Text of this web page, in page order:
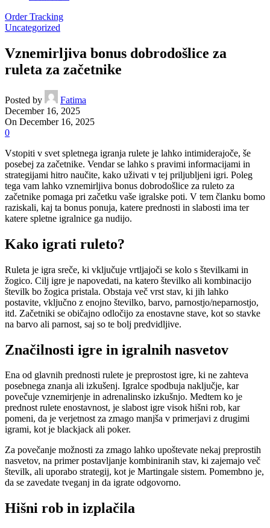
Order Tracking
Uncategorized
Vznemirljiva bonus dobrodošlice za
ruleta za začetnike
Posted by
Fatima
December 16, 2025
On December 16, 2025
0
Vstopiti v svet spletnega igranja rulete je lahko intimiderajoče, še
posebej za začetnike. Vendar se lahko s pravimi informacijami in
strategijami hitro naučite, kako uživati v tej priljubljeni igri. Poleg
tega vam lahko vznemirljiva bonus dobrodošlice za ruleto za
začetnike pomaga pri začetku vaše igralske poti. V tem članku bomo
raziskali, kaj ta bonus ponuja, katere prednosti in slabosti ima ter
katere spletne igralnice ga nudijo.
Kako igrati ruleto?
Ruleta je igra sreče, ki vključuje vrtljajoči se kolo s številkami in
žogico. Cilj igre je napovedati, na katero številko ali kombinacijo
številk bo žogica pristala. Obstaja več vrst stav, ki jih lahko
postavite, vključno z enojno številko, barvo, parnostjo/neparnostjo,
itd. Začetniki se običajno odločijo za enostavne stave, kot so stavke
na barvo ali parnost, saj so te bolj predvidljive.
Značilnosti igre in igralnih nasvetov
Ena od glavnih prednosti rulete je preprostost igre, ki ne zahteva
posebnega znanja ali izkušenj. Igralce spodbuja naključje, kar
povečuje vznemirjenje in adrenalinsko izkušnjo. Medtem ko je
prednost rulete enostavnost, je slabost igre visok hišni rob, kar
pomeni, da je verjetnost za zmago manjša v primerjavi z drugimi
igrami, kot je blackjack ali poker.
Za povečanje možnosti za zmago lahko upoštevate nekaj preprostih
nasvetov, na primer postavljanje kombiniranih stav, ki zajemajo več
številk, ali uporabo strategij, kot je Martingale sistem. Pomembno je,
da se zavedate tveganj in da igrate odgovorno.
Hišni rob in izplačila